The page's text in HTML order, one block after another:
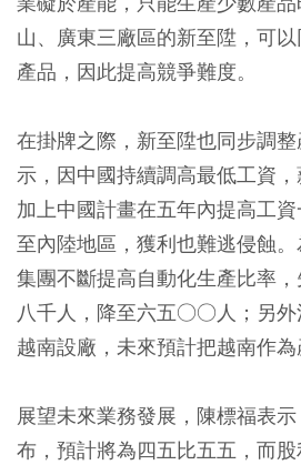
山、廣東三廠區的新至陞，可
產品，因此提高競爭難度。
在掛牌之際，新至陞也同步調
示，因中國持續調高最低工資，
加上中國計畫在五年內提高工
至內陸地區，獲利也難逃侵蝕。
集團不斷提高自動化生產比率，
八千人，降至六五○○人；另外
越南設廠，未來預計把越南作為
展望未來業務發展，陳標福表
布，預計將為四五比五五，而